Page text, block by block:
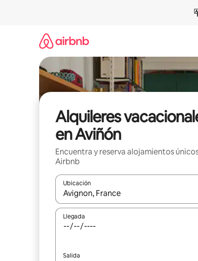
Alquileres
en Aviñón
Encuentra y reserva alojamientos
Airbnb
Ubicación
Cuando los resultados estén disponibles,
Llegada
Salida